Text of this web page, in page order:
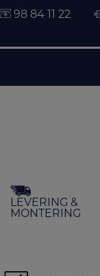
indholdet
98 84 11 22
LEVERING &
MONTERING